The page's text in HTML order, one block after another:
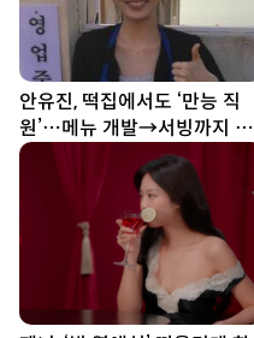
안유진, 떡집에서도 ‘만능 직
원’…메뉴 개발→서빙까지 똑
부러지네 (우주떡집)